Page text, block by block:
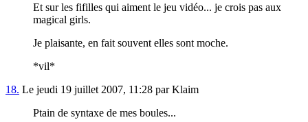
Et sur les fifilles qui aiment le jeu vidéo... je crois pas aux
magical girls.
Je plaisante, en fait souvent elles sont moche.
*vil*
18. Le jeudi 19 juillet 2007, 11:28 par Klaim
Ptain de syntaxe de mes boules...